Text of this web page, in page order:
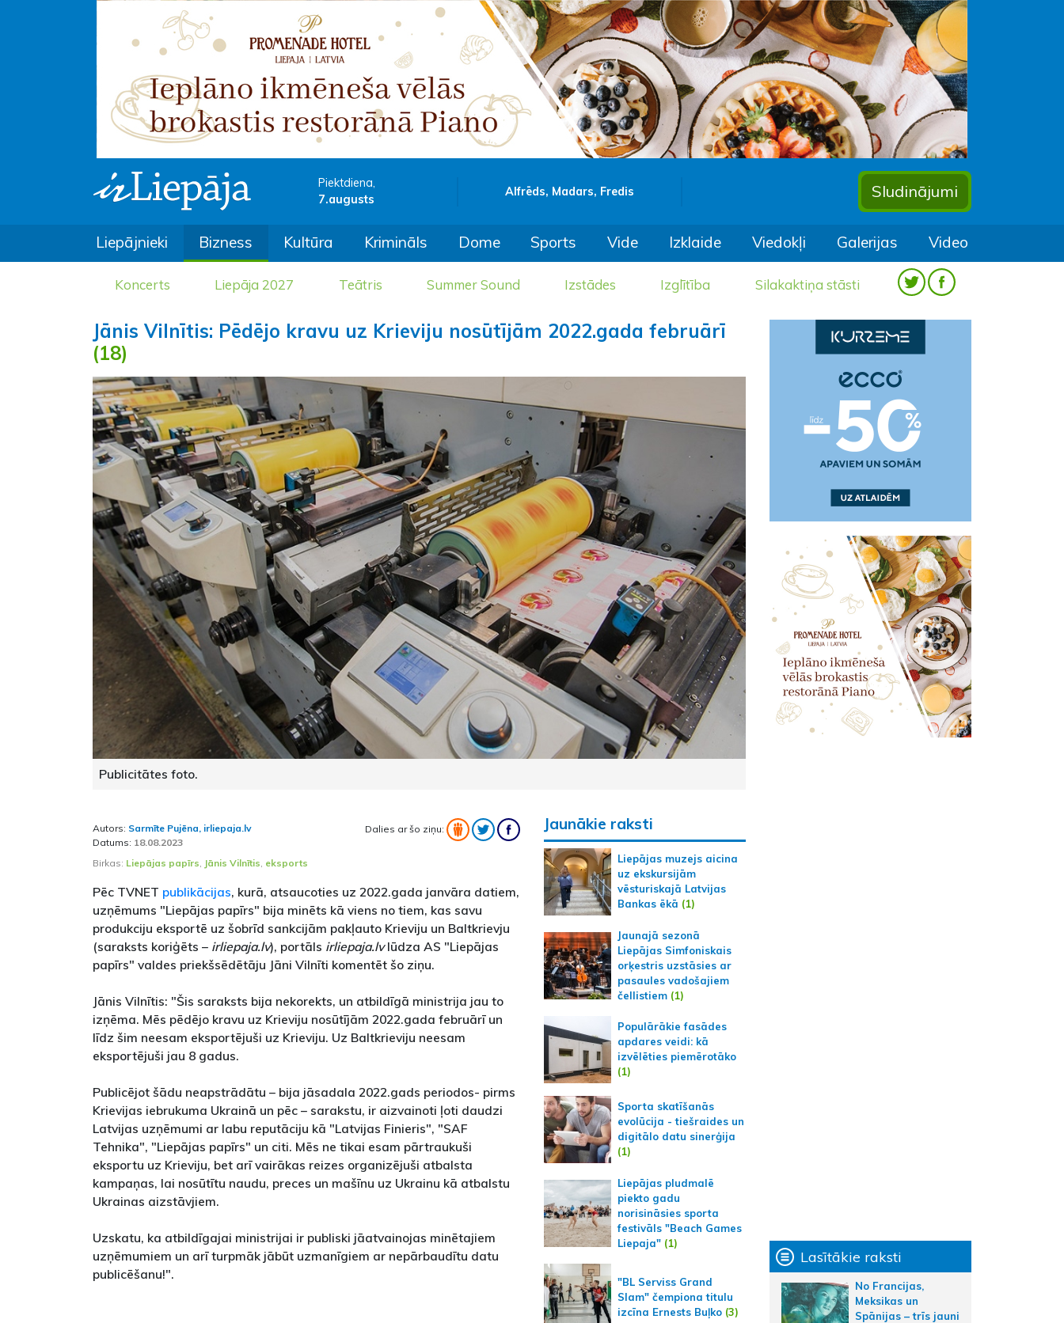
Piektdiena,
7.augusts
Alfrēds, Madars, Fredis Sludinājumi
Liepājnieki Bizness Kultūra Krimināls Dome Sports Vide Izklaide Viedokļi Galerijas Video
Koncerts Liepāja 2027 Teātris Summer Sound Izstādes Izglītība Silakaktiņa stāsti
Jānis Vilnītis: Pēdējo kravu uz Krieviju nosūtījām 2022.gada februārī
(18)
Publicitātes foto.
Autors: Sarmīte Pujēna, irliepaja.lv
Datums: 18.08.2023
Dalies ar šo ziņu:
Birkas: Liepājas papīrs Jānis Vilnītis eksports
Pēc TVNET publikācijas, kurā, atsaucoties uz 2022.gada janvāra datiem,
uzņēmums "Liepājas papīrs" bija minēts kā viens no tiem, kas savu
produkciju eksportē uz šobrīd sankcijām pakļauto Krieviju un Baltkrievju
(saraksts koriģēts – irliepaja.lv), portāls irliepaja.lvlūdza AS "Liepājas
papīrs" valdes priekšsēdētāju Jāni Vilnīti komentēt šo ziņu.
Jānis Vilnītis: "Šis saraksts bija nekorekts, un atbildīgā ministrija jau to
izņēma. Mēs pēdējo kravu uz Krieviju nosūtījām 2022.gada februārī un
līdz šim neesam eksportējuši uz Krieviju. Uz Baltkrieviju neesam
eksportējuši jau 8 gadus.
Publicējot šādu neapstrādātu – bija jāsadala 2022.gads periodos- pirms
Krievijas iebrukuma Ukrainā un pēc – sarakstu, ir aizvainoti ļoti daudzi
Latvijas uzņēmumi ar labu reputāciju kā "Latvijas Finieris", "SAF
Tehnika", "Liepājas papīrs" un citi. Mēs ne tikai esam pārtraukuši
eksportu uz Krieviju, bet arī vairākas reizes organizējuši atbalsta
kampaņas, lai nosūtītu naudu, preces un mašīnu uz Ukrainu kā atbalstu
Ukrainas aizstāvjiem.
Uzskatu, ka atbildīgajai ministrijai ir publiski jāatvainojas minētajiem
uzņēmumiem un arī turpmāk jābūt uzmanīgiem ar nepārbaudītu datu
publicēšanu!".
Jaunākie raksti
Liepājas muzejs aicina
uz ekskursijām
vēsturiskajā Latvijas
Bankas ēkā (1)
Jaunajā sezonā
Liepājas Simfoniskais
orķestris uzstāsies ar
pasaules vadošajiem
čellistiem(1)
Populārākie fasādes
apdares veidi: kā
izvēlēties piemērotāko
(1)
Sporta skatīšanās
evolūcija - tiešraides un
digitālo datu sinerģija
(1)
Liepājas pludmalē
piekto gadu
norisināsies sporta
festivāls "Beach Games
Liepaja"(1)
"BL Serviss Grand
Slam" čempiona titulu
izcīna Ernests Buļko(3)
Lasītākie raksti
No Francijas,
Meksikas un
Spānijas – trīs jauni